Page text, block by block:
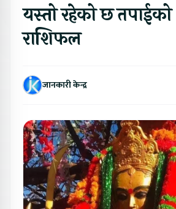
यस्तो रहेको छ
राशिफल
जानकारी केन्द्र